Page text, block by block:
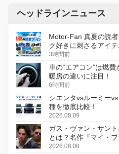
ヘッドラインニュース
Motor-Fan 真夏の読
ク好きに刺さるアイ
3時間前
車の“エアコン”は燃
暖房の違いに注目！
6時間前
シエンタvsルーミー
種を徹底比較！
2026.08.09
ガス・ヴァン・サン
とは？名作『マイ・
初のデジタルリマスタ
2026.08.08